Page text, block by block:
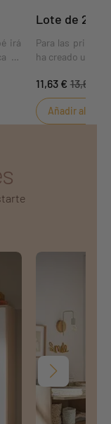
irá
es
Lote de 2
Para las
ha creado un
Unis.Baberos
doble de
de rizo para
11,63 € 13,68 €
Añadir al
Siguiente